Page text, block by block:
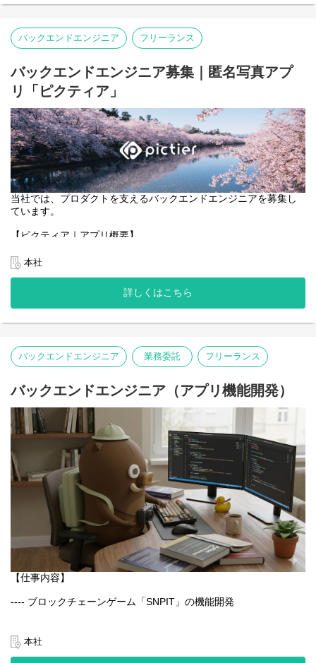
ト。
・ブロックチェーンと連携する機能のフロントエンド実装。
設計・改善。
バックエンドエンジニア フリーランス
バックエンドエンジニア募集｜匿名写真アプ
リ「ピクティア」
当社では、プロダクトを支えるバックエンドエンジニアを募集し
ています。
【ピクティア｜アプリ概要】
ピクティアは、言語を使わず、写真だけでつながる匿名写真アプ
リです。
同じ場所の変化や記憶を写真として共有できます。
一般的な写真SNSのようなコメントや言語によるやり取りはな
写真そのものが主役となる体験を大切にしています。
言語や文化にとらわれず、誰でも直感的に楽しめるのが特徴で
【業務内容】
- Webアプリケーションの設計・開発・運用
- GCPを用いたシステム構築・改善
- チーム内外との連携による新機能の企画・実装
- パフォーマンス・セキュリティ・可用性の最適化
本社
詳しくはこちら
バックエンドエンジニア 業務委託 フリーランス
バックエンドエンジニア（アプリ機能開発）
【仕事内容】
---- ブロックチェーンゲーム「SNPIT」の機能開発
通じ、プロダクトの改善と新機能の実装を一貫して担当いただく
ポジションです。
本社